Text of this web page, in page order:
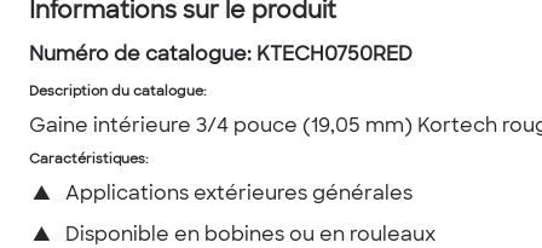
Informations sur le produit
Numéro de catalogue: KTECH0750RED
Description du catalogue:
Gaine intérieure 3/4 pouce (19,05 mm) Kortech
Caractéristiques:
▲ Applications extérieures générales
▲ Disponible en bobines ou en rouleaux